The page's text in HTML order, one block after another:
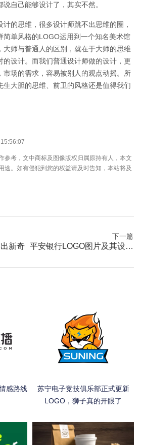
自己能够设计了，其实不然。
的思维，很多设计师跳不出思维的圈，
简单风格的LOGO运用到一个知名美术馆
大师与普通人的区别，就在于大师的思维
的设计。而我们普通设计师做的设计，更
市场的需求，容易被别人的观点动摇。所
生大胆的思维、前卫的风格还是值得我们
参考，文中商标及图像版权归属原持有人，本文
途。如有侵犯到您的权益请及时告知，本站将及
出新奇
下一篇
平安银行LOGO图片及其设计含义解析
感路线
苏宁电子竞技俱乐部正式更新
LOGO，狮子真的开眼了